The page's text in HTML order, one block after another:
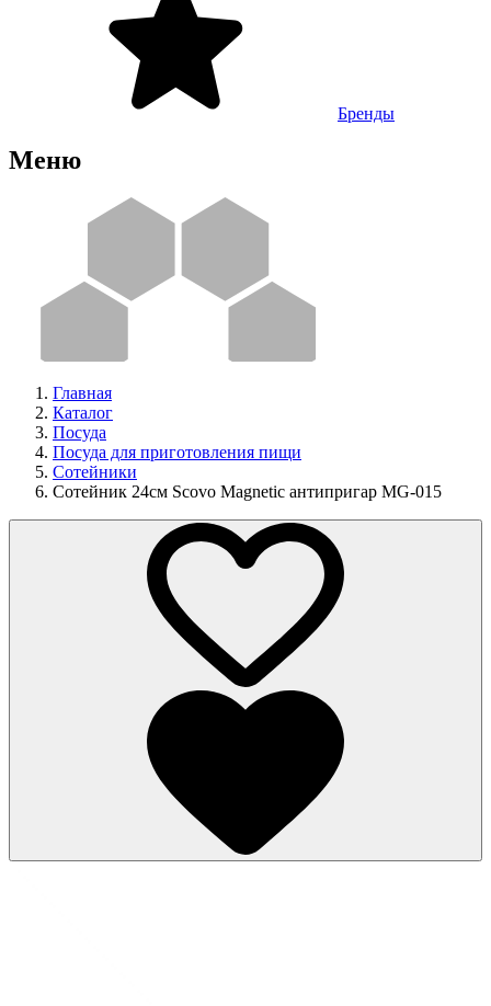
Бренды
Меню
Главная
Каталог
Посуда
Посуда для приготовления пищи
Сотейники
Сотейник 24см Scovo Magnetic антипригар MG-015